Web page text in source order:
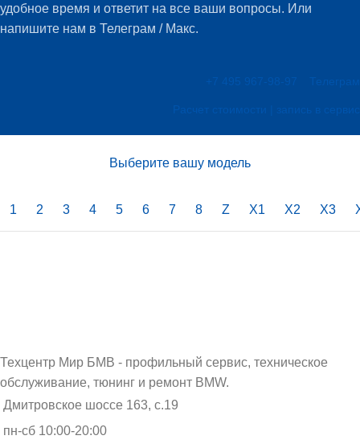
удобное время и ответит на все ваши вопросы. Или
напишите нам в Телеграм / Макс.
+7 495 967-98-97 Телеграм
Расчет стоимости | запись в сервис
Выберите вашу модель
1 2 3 4 5 6 7 8 Z X1 X2 X3
Техцентр Мир БМВ - профильный сервис, техническое
обслуживание, тюнинг и ремонт BMW.
Дмитровское шоссе 163, с.19
пн-сб 10:00-20:00